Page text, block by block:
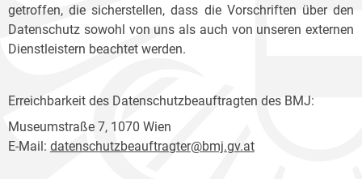
getroffen, die sicherstellen, dass die Vorschriften über den
Datenschutz sowohl von uns als auch von unseren externen
Dienstleistern beachtet werden.
Erreichbarkeit des Datenschutzbeauftragten des BMJ:
Museumstraße 7, 1070 Wien
E-Mail: datenschutzbeauftragter@bmj.gv.at